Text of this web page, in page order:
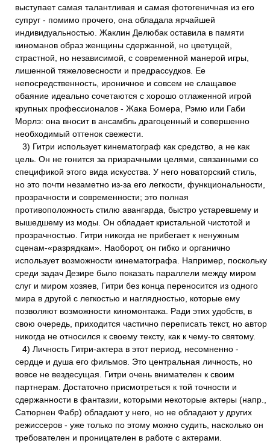
выступает самая талантливая и самая фотогеничная из его
супруг - помимо прочего, она обладала ярчайшей
индивидуальностью. Жаклин Делюбак оставила в памяти
киноманов образ женщины сдержанной, но цветущей,
страстной, но независимой, с современной манерой игры,
лишенной тяжеловесности и предрассудков. Ее
непосредственность, ироничное и совсем не слащавое
обаяние идеально сочетаются с хорошо отлаженной игрой
крупных профессионалов - Жака Бомера, Рэмю или Габи
Морлэ: она вносит в ансамбль драгоценный и совершенно
необходимый оттенок свежести.
3) Гитри использует кинематограф как средство, а не как
цель. Он не гонится за призрачными целями, связанными со
спецификой этого вида искусства. У него новаторский стиль,
но это почти незаметно из-за его легкости, функциональности,
прозрачности и современности; это полная
противоположность стилю авангарда, быстро устаревшему и
вышедшему из моды. Он обладает кристальной чистотой и
прозрачностью. Гитри никогда не прибегает к ненужным
сценам-«разрядкам». Наоборот, он гибко и органично
использует возможности кинематографа. Например, поскольку
среди задач Дезире было показать параллели между миром
слуг и миром хозяев, Гитри без конца переносится из одного
мира в другой с легкостью и наглядностью, которые ему
позволяют возможности киномонтажа. Ради этих удобств, в
свою очередь, приходится частично переписать текст, но автор
никогда не относился к своему тексту, как к чему-то святому.
4) Личность Гитри-актера в этот период, несомненно -
сердце и душа его фильмов. Это центральная личность, но
вовсе не вездесущая. Гитри очень внимателен к своим
партнерам. Достаточно присмотреться к той точности и
сдержанности в фантазии, которыми некоторые актеры (напр.,
Сатюрнен Фабр) обладают у него, но не обладают у других
режиссеров - уже только по этому можно судить, насколько он
требователен и проницателен в работе с актерами.